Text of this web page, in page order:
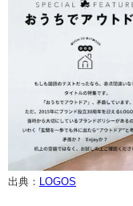
出典： LOGOS